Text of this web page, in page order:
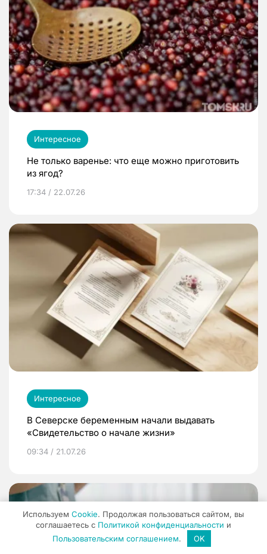
Интересное
Не только варенье: что еще можно приготовить
из ягод?
17:34 / 22.07.26
Интересное
В Северске беременным начали выдавать
«Свидетельство о начале жизни»
09:34 / 21.07.26
Используем Cookie. Продолжая пользоваться сайтом, вы
соглашаетесь с Политикой конфиденциальности и
Пользовательским соглашением. OK